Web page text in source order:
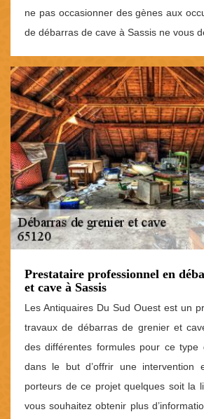
ne pas occasionner des gènes aux
de débarras de cave à Sassis ne vous
Prestataire professionnel en
et cave à Sassis
Les Antiquaires Du Sud Ouest est un
travaux de débarras de grenier et
des différentes formules pour ce type
dans le but d’offrir une intervention
porteurs de ce projet quelques soit la
vous souhaitez obtenir plus